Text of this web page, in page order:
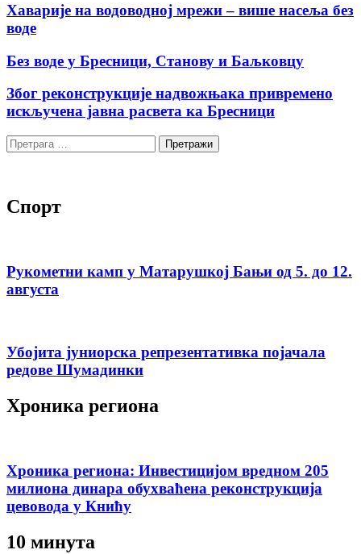
Хаварије на водоводној мрежи – више насеља без
воде
Без воде у Бресници, Станову и Баљковцу
Због реконструкције надвожњака привремено
искључена јавна расвета ка Бресници
Претрага
за:
Спорт
Рукометни камп у Матарушкој Бањи од 5. до 12.
августа
Убојита јуниорска репрезентативка појачала
редове Шумадинки
Хроника региона
Хроника региона: Инвестицијом вредном 205
милиона динара обухваћена реконструкција
цевовода у Книћу
10 минута